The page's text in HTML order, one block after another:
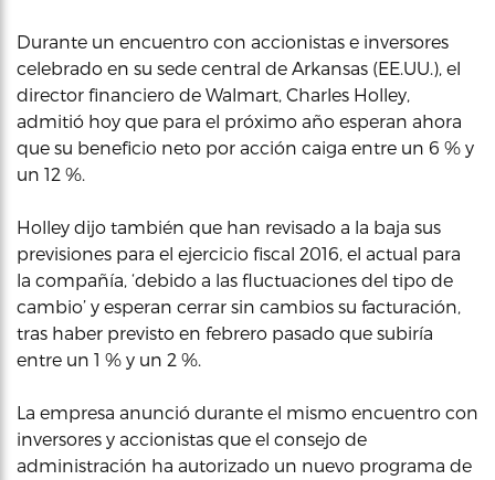
Durante un encuentro con accionistas e inversores
celebrado en su sede central de Arkansas (EE.UU.), el
director financiero de Walmart, Charles Holley,
admitió hoy que para el próximo año esperan ahora
que su beneficio neto por acción caiga entre un 6 % y
un 12 %.
Holley dijo también que han revisado a la baja sus
previsiones para el ejercicio fiscal 2016, el actual para
la compañía, ‘debido a las fluctuaciones del tipo de
cambio’ y esperan cerrar sin cambios su facturación,
tras haber previsto en febrero pasado que subiría
entre un 1 % y un 2 %.
La empresa anunció durante el mismo encuentro con
inversores y accionistas que el consejo de
administración ha autorizado un nuevo programa de